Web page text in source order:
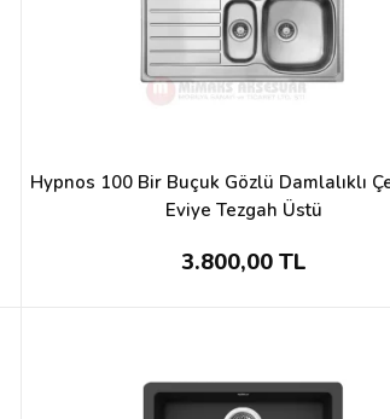
Hypnos 100 Bir Buçuk Gözlü Damlalıklı
Eviye Tezgah Üstü
3.800,00 TL